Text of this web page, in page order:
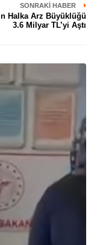
SONRAKI HABER
Halka Arz Büyüklüğü
3.6 Milyar TL’yi Aştı